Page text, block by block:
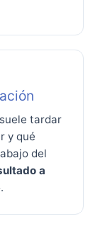
tardar
y qué
del
a